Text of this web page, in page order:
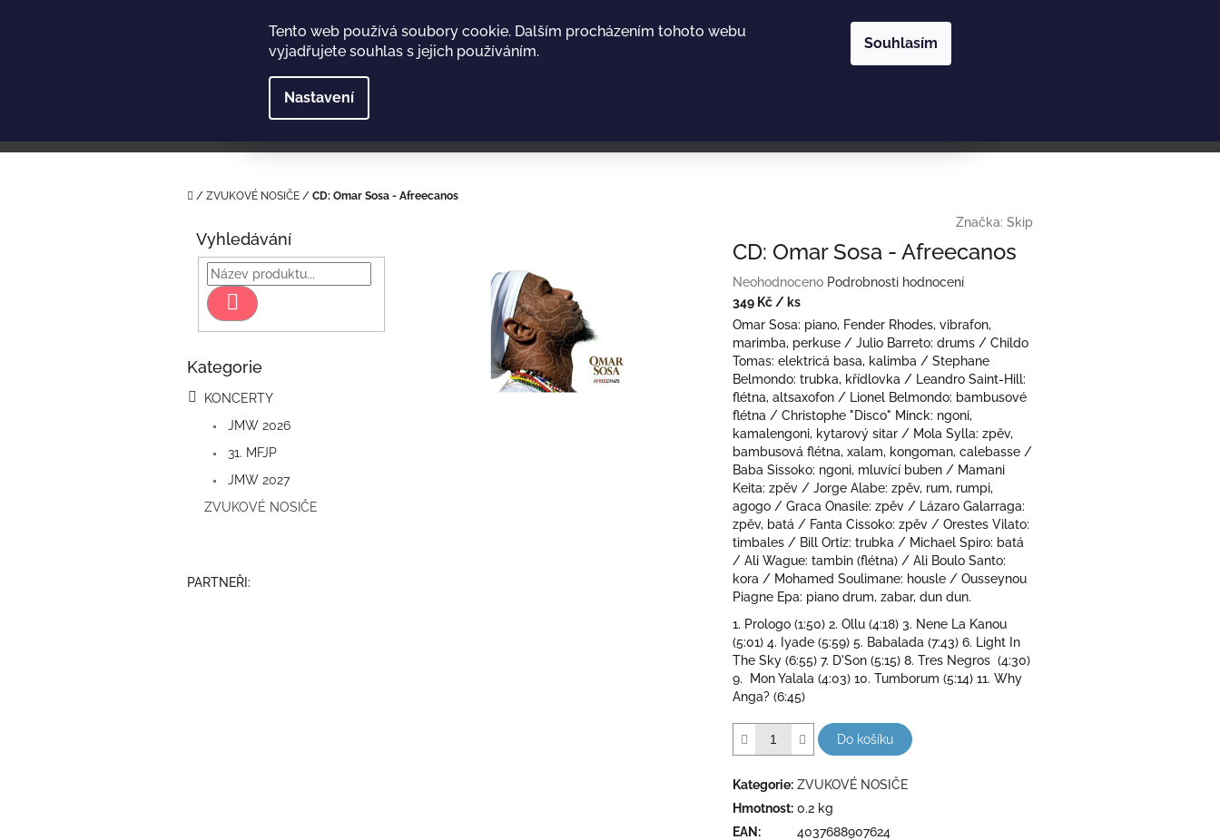
Tento web používá soubory cookie. Dalším procházením tohoto webu
vyjadřujete souhlas s jejich používáním.
Nastavení
Souhlasím
Hledat
Domů
/ ZVUKOVÉ NOSIČE / CD: Omar Sosa - Afreecanos
Vyhledávání
Hledat
Přeskočit
Kategorie
KONCERTY
JMW 2026
31. MFJP
JMW 2027
ZVUKOVÉ NOSIČE
PARTNEŘI:
Značka: Skip
CD: Omar Sosa - Afreecanos
Průměrné
hodnocení
produktu
0,0
z
5
hvězdiček.
Neohodnoceno Podrobnosti hodnocení
349 Kč / ks
Měrná
cena:
Omar Sosa: piano, Fender Rhodes, vibrafon,
marimba, perkuse / Julio Barreto: drums / Childo
Tomas: elektricá basa, kalimba / Stephane
Belmondo: trubka, křídlovka / Leandro Saint-Hill:
flétna, altsaxofon / Lionel Belmondo: bambusové
flétna / Christophe "Disco" Minck: ngoni,
kamalengoni, kytarový sitar / Mola Sylla: zpěv,
bambusová flétna, xalam, kongoman, calebasse /
Baba Sissoko: ngoni, mluvící buben / Mamani
Keita: zpěv / Jorge Alabe: zpěv, rum, rumpi,
agogo / Graca Onasile: zpěv / Lázaro Galarraga:
zpěv, batá / Fanta Cissoko: zpěv / Orestes Vilato:
timbales / Bill Ortiz: trubka / Michael Spiro: batá
/ Ali Wague: tambin (flétna) / Ali Boulo Santo:
kora / Mohamed Soulimane: housle / Ousseynou
Piagne Epa: piano drum, zabar, dun dun.
1. Prologo (1:50) 2. Ollu (4:18) 3. Nene La Kanou
(5:01) 4. Iyade (5:59) 5. Babalada (7:43) 6. Light In
The Sky (6:55) 7. D'Son (5:15) 8. Tres Negros (4:30)
9. Mon Yalala (4:03) 10. Tumborum (5:14) 11. Why
Anga? (6:45)
Do košíku
Kategorie: ZVUKOVÉ NOSIČE
Hmotnost: 0.2 kg
EAN : 4037688907624